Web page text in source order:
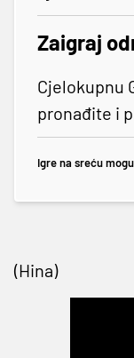
Zaigraj
Cjelokupnu
pronađite i
Igre na sreću
(Hina)